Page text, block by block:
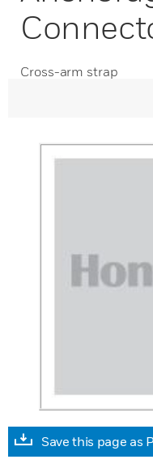
Cross-arm strap
Save this page as